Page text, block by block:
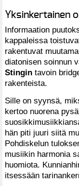
Yksinkertainen
Informaation
kappaleissa
rakentuvat
diatonisen soinnun
Stingin tavoin
rakenteista.
Sille on syynsä,
kertoo nuorena
hän piti juuri siitä
Pohdiskelun
musiikin harmonia
huomiota.
itsessään